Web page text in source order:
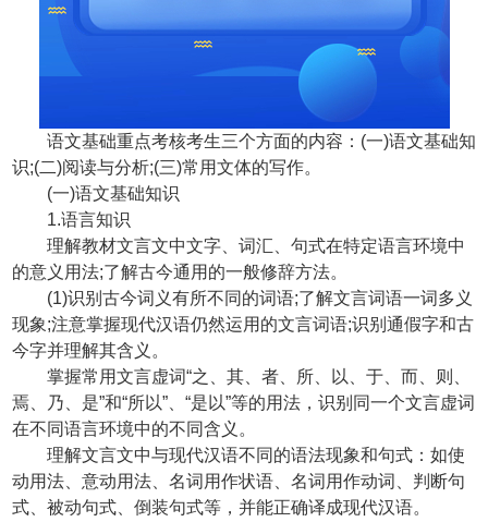
语文基础重点考核考生三个方面的内容：(一)语文基础知
识;(二)阅读与分析;(三)常用文体的写作。
(一)语文基础知识
1.语言知识
理解教材文言文中文字、词汇、句式在特定语言环境中
的意义用法;了解古今通用的一般修辞方法。
(1)识别古今词义有所不同的词语;了解文言词语一词多义
现象;注意掌握现代汉语仍然运用的文言词语;识别通假字和古
今字并理解其含义。
掌握常用文言虚词“之、其、者、所、以、于、而、则、
焉、乃、是”和“所以”、“是以”等的用法，识别同一个文言虚词
在不同语言环境中的不同含义。
理解文言文中与现代汉语不同的语法现象和句式：如使
动用法、意动用法、名词用作状语、名词用作动词、判断句
式、被动句式、倒装句式等，并能正确译成现代汉语。